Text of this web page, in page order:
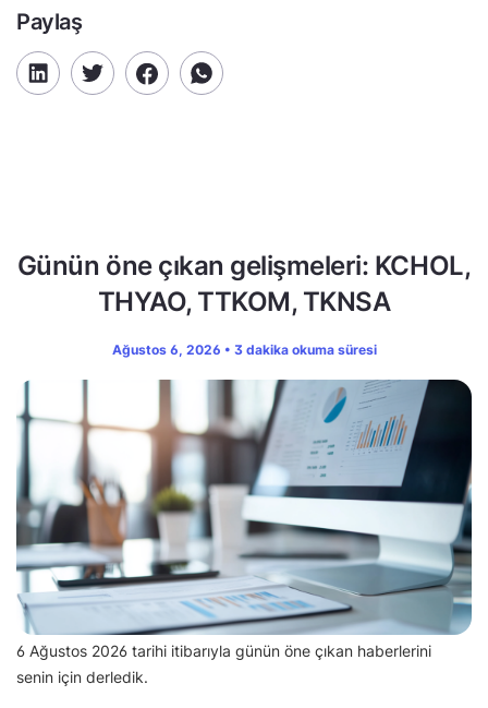
Paylaş
Günün öne çıkan gelişmeleri: KCHOL,
THYAO, TTKOM, TKNSA
Ağustos 6, 2026 • 3 dakika okuma süresi
6 Ağustos 2026 tarihi itibarıyla günün öne çıkan haberlerini
senin için derledik.